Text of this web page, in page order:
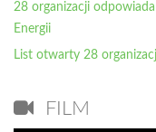
28 organizacji
Energii
List otwarty 28
FILM